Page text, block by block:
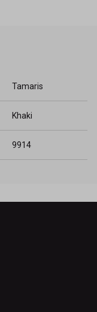
Tamaris
Khaki
9914